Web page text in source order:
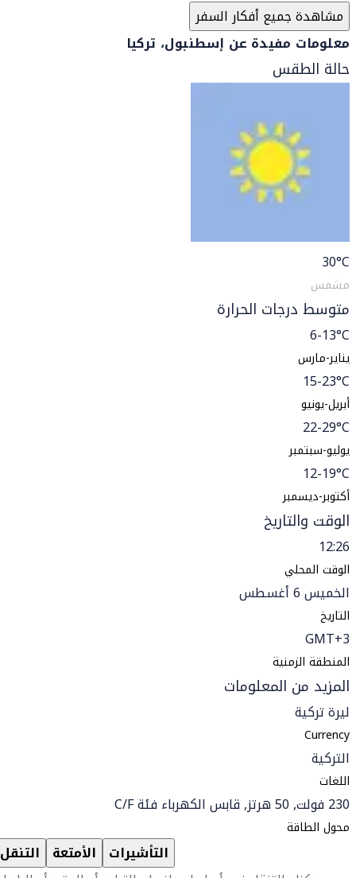
مشاهدة جميع أفكار السفر
معلومات مفيدة عن إسطنبول، تركيا
حالة الطقس
30°C
مشمس
متوسط درجات الحرارة
6-13°C
يناير-مارس
15-23°C
أبريل-يونيو
22-29°C
يوليو-سبتمبر
12-19°C
أكتوبر-ديسمبر
الوقت والتاريخ
12:26
الوقت المحلي
الخميس 6 أغسطس
التاريخ
GMT+3
المنطقة الزمنية
المزيد من المعلومات
ليرة تركية
Currency
التركية
اللغات
230 فولت, 50 هرتز, قابس الكهرباء فئة C/F
محول الطاقة
التنقل الأمتعة التأشيرات